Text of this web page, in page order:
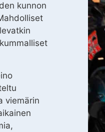
kunnon
viemärin